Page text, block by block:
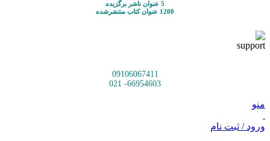
5 عنوان ناشر برگزیده
1200 عنوان کتاب منتشرشده
09106067411
66954603- 021
منو
ورود / ثبت نام